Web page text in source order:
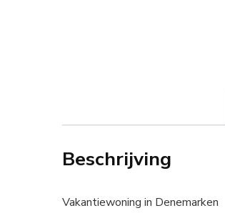
Beschrijving
Vakantiewoning in Denemarken